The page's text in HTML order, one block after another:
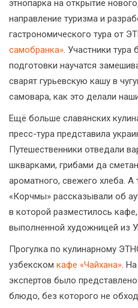
этнопарка на открытие
направление туризма и
гастрономического тура от
самобранка». Участники тура
подготовки научатся
сварят гурьевскую кашу в
самовара, как это делали
Ещё больше славянских
пресс-тура представила
Путешественники отведали
шкварками, грибами да
ароматного, свежего хлеба.
«Корчмы» рассказывали об
в которой разместилось
выполненной художницей из
Прогулка по кулинарному
узбекском кафе «Чайхана».
экспертов было
блюдо, без которого не